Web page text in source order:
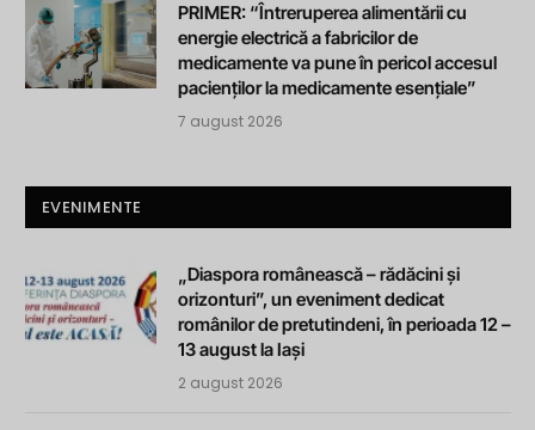
PRIMER: “Întreruperea alimentării cu
energie electrică a fabricilor de
medicamente va pune în pericol accesul
pacienților la medicamente esențiale”
7 august 2026
EVENIMENTE
„Diaspora românească – rădăcini și
orizonturi”, un eveniment dedicat
românilor de pretutindeni, în perioada 12 –
13 august la Iași
2 august 2026